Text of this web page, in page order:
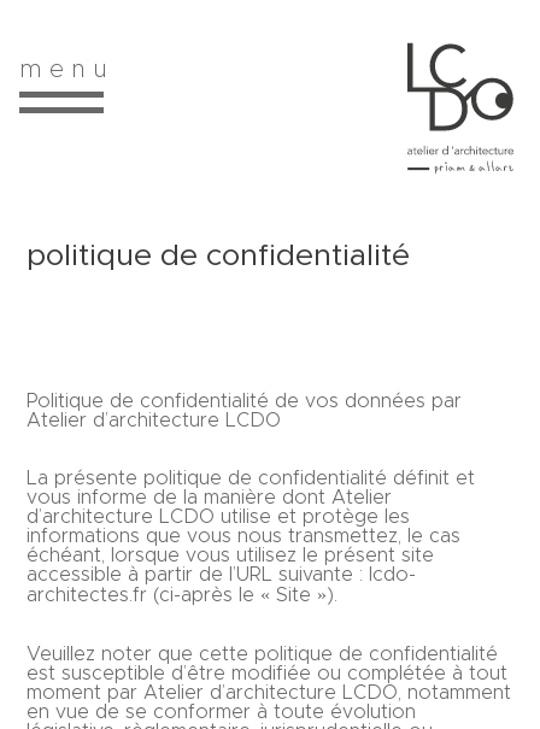
m e n u
politique de confidentialité
Politique de confidentialité de vos données par
Atelier d’architecture LCDO
La présente politique de confidentialité définit et
vous informe de la manière dont Atelier
d’architecture LCDO utilise et protège les
informations que vous nous transmettez, le cas
échéant, lorsque vous utilisez le présent site
accessible à partir de l’URL suivante : lcdo-
architectes.fr (ci-après le « Site »).
Veuillez noter que cette politique de confidentialité
est susceptible d’être modifiée ou complétée à tout
moment par Atelier d’architecture LCDO, notamment
en vue de se conformer à toute évolution